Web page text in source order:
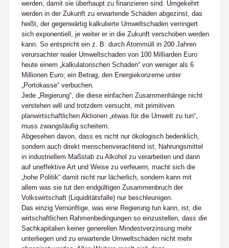
werden, damit sie überhaupt zu finanzieren sind. Umgekehrt
werden in der Zukunft zu erwartende Schäden abgezinst, das
heißt, der gegenwärtig kalkulierte Umweltschaden verringert
sich exponentiell, je weiter er in die Zukunft verschoben werden
kann. So entspricht ein z. B. durch Atommüll in 200 Jahren
verursachter realer Umweltschaden von 100 Milliarden Euro
heute einem „kalkulatorischen Schaden“ von weniger als 6
Millionen Euro; ein Betrag, den Energiekonzerne unter
„Portokasse“ verbuchen.
Jede „Regierung“, die diese einfachen Zusammenhänge nicht
verstehen will und trotzdem versucht, mit primitiven
planwirtschaftlichen Aktionen „etwas für die Umwelt zu tun“,
muss zwangsläufig scheitern.
Abgesehen davon, dass es nicht nur ökologisch bedenklich,
sondern auch direkt menschenverachtend ist, Nahrungsmittel
in industriellem Maßstab zu Alkohol zu verarbeiten und dann
auf uneffektive Art und Weise zu verfeuern, macht sich die
„hohe Politik“ damit nicht nur lächerlich, sondern kann mit
allem was sie tut den endgültigen Zusammenbruch der
Volkswirtschaft (Liquiditätsfalle) nur beschleunigen.
Das einzig Vernünftige, was eine Regierung tun kann, ist, die
wirtschaftlichen Rahmenbedingungen so einzustellen, dass die
Sachkapitalien keiner generellen Mindestverzinsung mehr
unterliegen und zu erwartende Umweltschäden nicht mehr